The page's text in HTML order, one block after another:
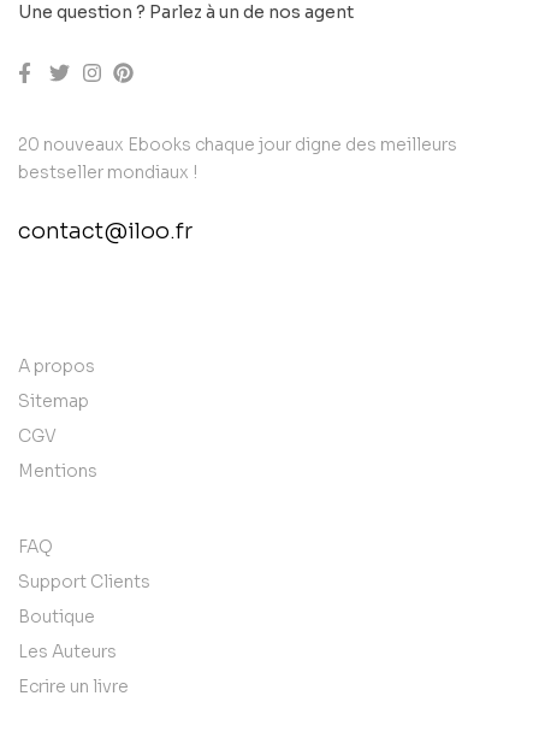
Une question ? Parlez à un de nos agent
20 nouveaux Ebooks chaque jour digne des meilleurs
bestseller mondiaux !
contact@iloo.fr
A propos
Sitemap
CGV
Mentions
FAQ
Support Clients
Boutique
Les Auteurs
Ecrire un livre